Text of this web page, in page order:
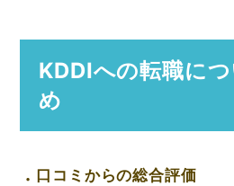
KDDIへの転職に
め
口コミからの総合評価